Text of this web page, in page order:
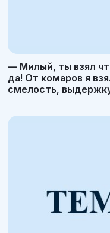
— Милый, ты взял
да! От комаров я
смелость,